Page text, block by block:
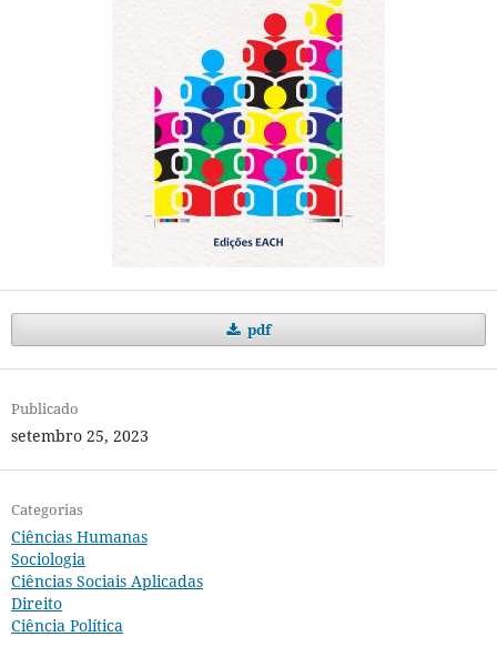
pdf
Publicado
setembro 25, 2023
Categorias
Ciências Humanas
Sociologia
Ciências Sociais Aplicadas
Direito
Ciência Política